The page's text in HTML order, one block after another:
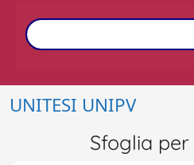
UNITESI UNIPV
Sfoglia